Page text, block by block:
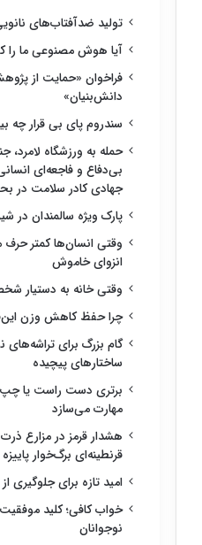
تولید ضدآفتاب‌های
آیا هوش مصنوعی ما را
فراخوان «حمایت از
دانش‌بنیان»
سندروم پای بی قرار چه
حمله به ورزشگاه لامرد،
بی‌دفاع و فاجعه‌ای
جهادی کادر سلامت در
پارک ویژه سالمندان در
وقتی انسان‌ها کمتر حرف
انزوای خاموش
وقتی خانه به دستیار
چرا حفظ کاهش وزن
گام بزرگ برای
ساختارهای پیچیده
برتری دست راست یا چپ
مهارت می‌سازد
هشدار قرمز در مزارع
قرنطینه‌ای برگ‌خوار
امید تازه برای جلوگیری
خواب کافی؛ کلید
نوجوانان